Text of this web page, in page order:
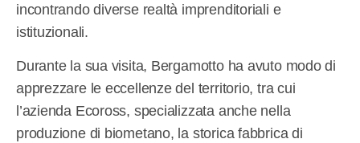
incontrando diverse realtà imprenditoriali e
istituzionali.
Durante la sua visita, Bergamotto ha avuto modo di
apprezzare le eccellenze del territorio, tra cui
l’azienda Ecoross, specializzata anche nella
produzione di biometano, la storica fabbrica di